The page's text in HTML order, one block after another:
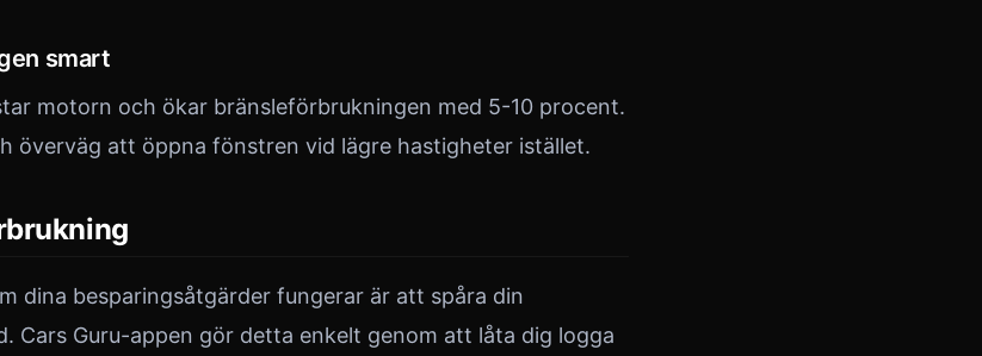
smart
motorn och ökar bränsleförbrukningen med 5-10 procent.
överväg att öppna fönstren vid lägre hastigheter istället.
dina besparingsåtgärder fungerar är att spåra din
Cars Guru-appen gör detta enkelt genom att låta dig logga